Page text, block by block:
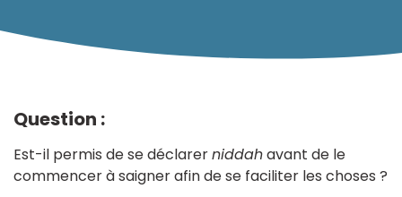
Question :
Est-il permis de se déclarerniddahavant de le
commencer à saigner afin de se faciliter les choses ?